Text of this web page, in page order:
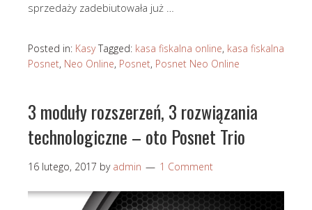
sprzedaży zadebiutowała już …
Posted in: Kasy Tagged: kasa fiskalna online, kasa fiskalna
Posnet, Neo Online, Posnet, Posnet Neo Online
3 moduły rozszerzeń, 3 rozwiązania
technologiczne – oto Posnet Trio
16 lutego, 2017 by admin 1 Comment